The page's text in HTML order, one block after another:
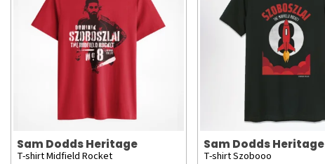
Sam Dodds Heritage
T-shirt Midfield Rocket
Sam Dodds Heritage
T-shirt Szobooo